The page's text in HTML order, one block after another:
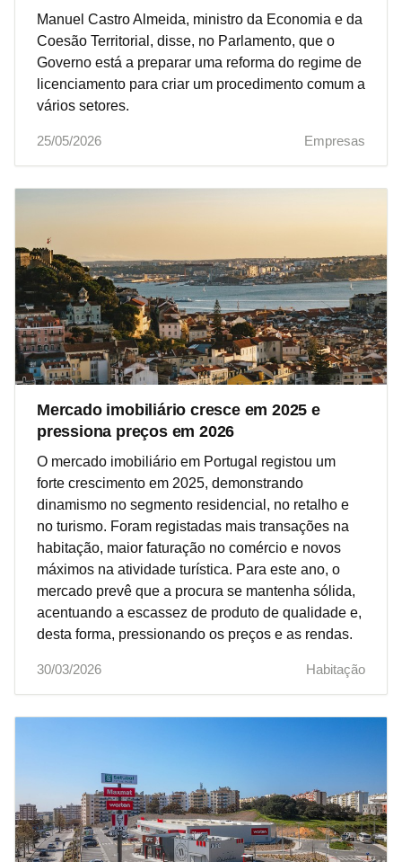
Manuel Castro Almeida, ministro da Economia e da
Coesão Territorial, disse, no Parlamento, que o
Governo está a preparar uma reforma do regime de
licenciamento para criar um procedimento comum a
vários setores.
25/05/2026 Empresas
Mercado imobiliário cresce em 2025 e
pressiona preços em 2026
O mercado imobiliário em Portugal registou um
forte crescimento em 2025, demonstrando
dinamismo no segmento residencial, no retalho e
no turismo. Foram registadas mais transações na
habitação, maior faturação no comércio e novos
máximos na atividade turística. Para este ano, o
mercado prevê que a procura se mantenha sólida,
acentuando a escassez de produto de qualidade e,
desta forma, pressionando os preços e as rendas.
30/03/2026 Habitação